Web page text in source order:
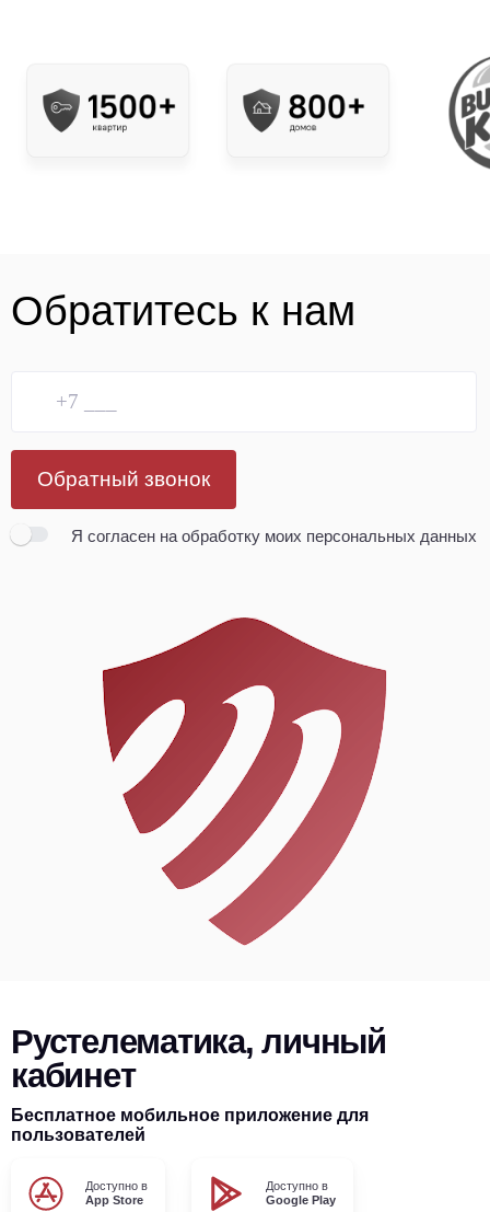
Обратитесь к нам
Обратный звонок
Я согласен на обработку моих персональных данных
Рустелематика, личный
кабинет
Бесплатное мобильное приложение для
пользователей
Доступно в
App Store
Доступно в
Google Play